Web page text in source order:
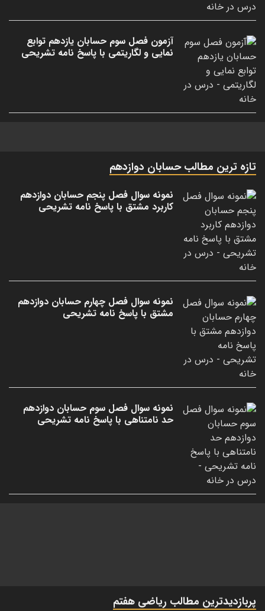
آزمون فصل سوم حسابان یازدهم توابع
نمایی و لگاریتمی با پاسخ نامه تشریحی
تازه ترین مطالب حسابان دوازدهم
نمونه سوال فصل پنجم حسابان دوازدهم
کاربرد مشتق با پاسخ نامه تشریحی
نمونه سوال فصل چهارم حسابان دوازدهم
مشتق با پاسخ نامه تشریحی
نمونه سوال فصل سوم حسابان دوازدهم
حد نامتناهی با پاسخ نامه تشریحی
پربازدیدترین مطالب ریاضی هفتم